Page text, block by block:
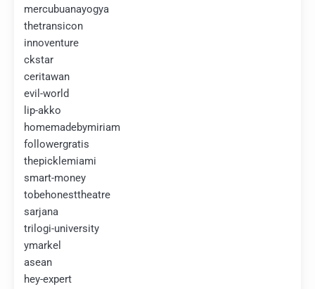
mercubuanayogya
thetransicon
innoventure
ckstar
ceritawan
evil-world
lip-akko
homemadebymiriam
followergratis
thepicklemiami
smart-money
tobehonesttheatre
sarjana
trilogi-university
ymarkel
asean
hey-expert